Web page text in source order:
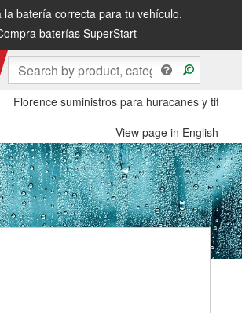
la batería correcta para tu vehículo.
baterías SuperStart
Florence suministros para huracanes y
View page in English